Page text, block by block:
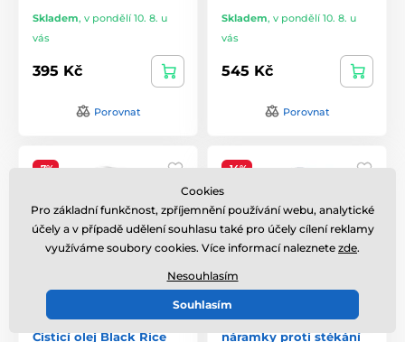
Skladem, v pondělí 10. 8. u
vás
395 Kč
Porovnat
Skladem, v pondělí 10. 8. u
vás
545 Kč
Porovnat
-7%
HARUHARU WONDER
Čisticí olej Black Rice
-14%
Kosmetická čelenka a
náramky proti stékání
Cookies
Pro základní funkčnost, zpříjemnění používání webu, analytické
účely a v případě udělení souhlasu také pro účely cílení reklamy
využíváme soubory cookies. Více informací naleznete zde.
Nesouhlasím
Souhlasím